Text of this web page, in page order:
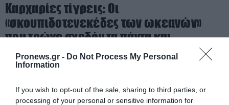
Pronews.gr - Do Not Process My Personal
Information
If you wish to opt-out of the sale, sharing to third parties, or
processing of your personal or sensitive information for
Καρχαρίες τίγρεις: Οι
«σκουπιδοτενεκέδες των ωκεανών»
που τρώνε σχεδόν τα πάντα και
προστατεύουν τη θάλασσα